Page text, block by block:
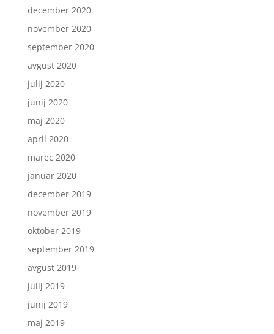
december 2020
november 2020
september 2020
avgust 2020
julij 2020
junij 2020
maj 2020
april 2020
marec 2020
januar 2020
december 2019
november 2019
oktober 2019
september 2019
avgust 2019
julij 2019
junij 2019
maj 2019